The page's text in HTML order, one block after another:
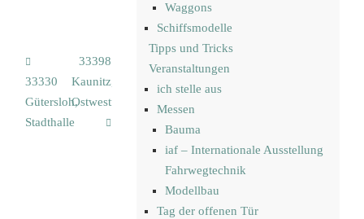
33330
Gütersloh,
Stadthalle
33398
Kaunitz,
Ostwestfalenhalle
Waggons
Schiffsmodelle
Tipps und Tricks
Veranstaltungen
ich stelle aus
Messen
Bauma
iaf – Internationale Ausstellung
Fahrwegtechnik
Modellbau
Tag der offenen Tür